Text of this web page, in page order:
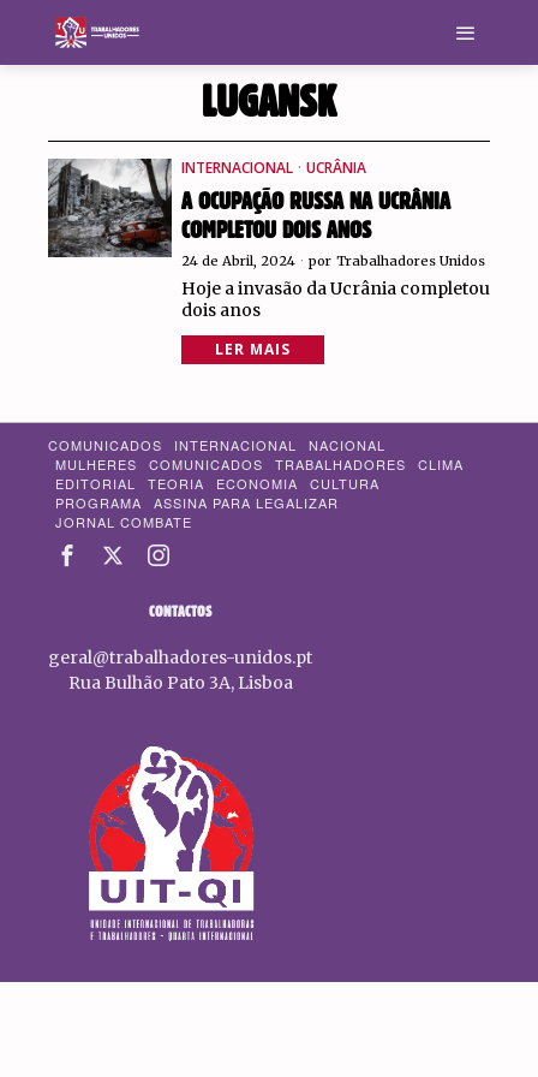
LUGANSK
INTERNACIONAL · UCRÂNIA
A OCUPAÇÃO RUSSA NA UCRÂNIA
COMPLETOU DOIS ANOS
24 de Abril, 2024 por Trabalhadores Unidos
Hoje a invasão da Ucrânia completou
dois anos
LER MAIS
COMUNICADOS INTERNACIONAL
NACIONAL
MULHERES
COMUNICADOS TRABALHADORES
CLIMA
EDITORIAL
TEORIA ECONOMIA
CULTURA
PROGRAMA
ASSINA PARA LEGALIZAR
JORNAL COMBATE
CONTACTOS
geral@trabalhadores-unidos.pt
Rua Bulhão Pato 3A, Lisboa